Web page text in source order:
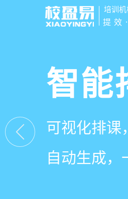
培训
提效
管学
培训机
有效提升运
智能
可视化排课
自动生成
课时
学员签到同
计、汇总
家校
一部手机链
零距离，